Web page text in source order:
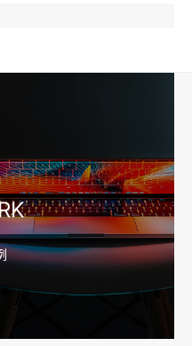
动端验收别放到最后
源码和后台要先写清